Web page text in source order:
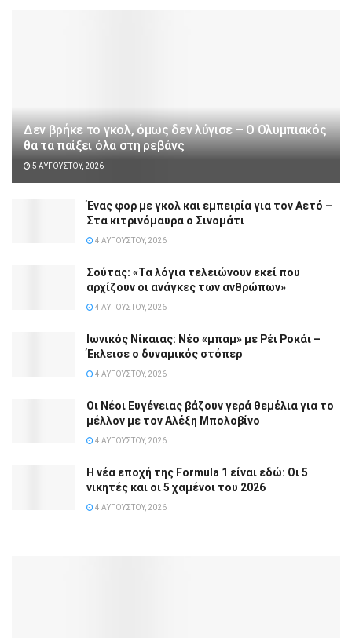
Δεν βρήκε το γκολ, όμως δεν λύγισε – Ο Ολυμπιακός
θα τα παίξει όλα στη ρεβάνς
5 ΑΥΓΟΎΣΤΟΥ, 2026
Ένας φορ με γκολ και εμπειρία για τον Αετό –
Στα κιτρινόμαυρα ο Σινομάτι
4 ΑΥΓΟΎΣΤΟΥ, 2026
Σούτας: «Τα λόγια τελειώνουν εκεί που
αρχίζουν οι ανάγκες των ανθρώπων»
4 ΑΥΓΟΎΣΤΟΥ, 2026
Ιωνικός Νίκαιας: Νέο «μπαμ» με Ρέι Ροκάι –
Έκλεισε ο δυναμικός στόπερ
4 ΑΥΓΟΎΣΤΟΥ, 2026
Οι Νέοι Ευγένειας βάζουν γερά θεμέλια για το
μέλλον με τον Αλέξη Μπολοβίνο
4 ΑΥΓΟΎΣΤΟΥ, 2026
Η νέα εποχή της Formula 1 είναι εδώ: Οι 5
νικητές και οι 5 χαμένοι του 2026
4 ΑΥΓΟΎΣΤΟΥ, 2026